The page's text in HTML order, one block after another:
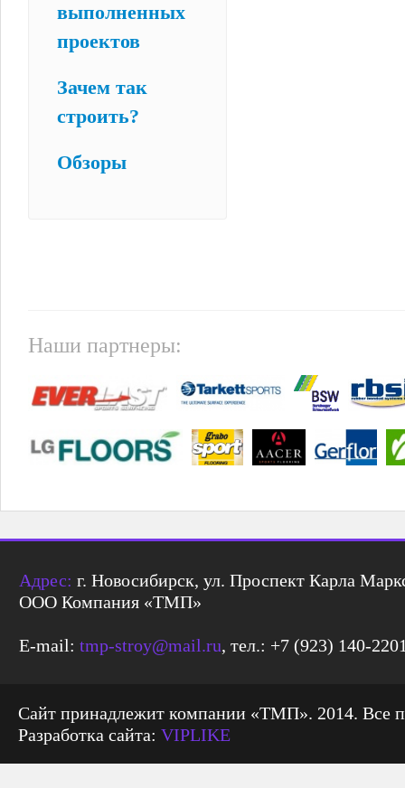
выполненных
проектов
Зачем так
строить?
Обзоры
Наши партнеры:
Адрес: г. Новосибирск, ул. Проспект Карла
ООО Компания «ТМП»
E-mail: tmp-stroy@mail.ru, тел.: +7 (923) 140-
Сайт принадлежит компании «ТМП». 2014. Все
Разработка сайта: VIPLIKE